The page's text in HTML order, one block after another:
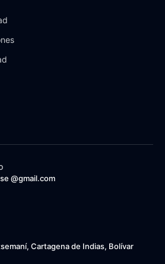
@gmail.com
Cartagena de Indias, Bolívar